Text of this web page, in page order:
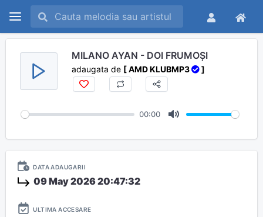
MILANO AYAN - DOI FRUMOȘI
adaugata de [ AMD KLUBMP3 ]
00:00
u
DATA ADAUGARII
09 May 2026 20:47:32
ULTIMA ACCESARE